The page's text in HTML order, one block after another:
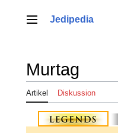
springenHauptmenü
Jedipedia
Murtag
Artikel Diskussion